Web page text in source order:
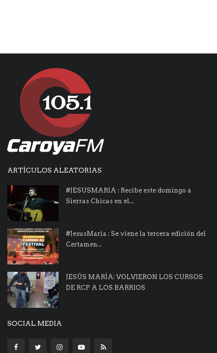
ARTÍCULOS ALEATORIAS
#JESUSMARIA : Recibe este domingo a
Sierras Chicas en el...
#JesusMaria : Se viene la tercera edición del
Certamen...
JESÚS MARÍA: VOLVIERON LOS CURSOS
DE RCP A LOS BARRIOS
SOCIAL MEDIA